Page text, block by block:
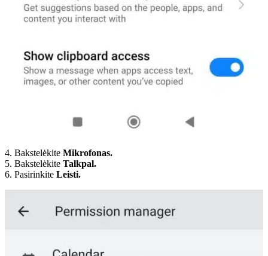
4. Bakstelėkite Mikrofonas.
5. Bakstelėkite Talkpal.
6. Pasirinkite Leisti.